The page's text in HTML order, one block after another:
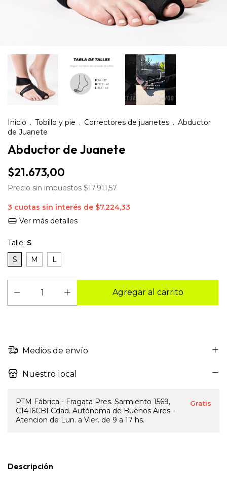
Inicio . Tobillo y pie . Correctores de juanetes . Abductor
de Juanete
Abductor de Juanete
$21.673,00
Precio sin impuestos $17.911,57
3 cuotas sin interés de $7.224,33
Ver más detalles
Talle: S
S
M L
Medios de envío
Nuestro local
PTM Fábrica - Fragata Pres. Sarmiento 1569,
C1416CBI Cdad. Autónoma de Buenos Aires -
Atencion de Lun. a Vier. de 9 a 17 hs.
Gratis
Descripción